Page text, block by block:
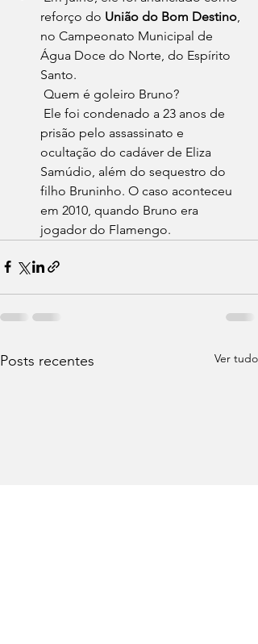
reforço do União do Bom Destino
no Campeonato Municipal de
Água Doce do Norte, do Espírito
Santo.
Quem é goleiro Bruno?
prisão pelo assassinato e
ocultação do cadáver de Eliza
Samúdio, além do sequestro do
filho Bruninho. O caso aconteceu
em 2010, quando Bruno era
jogador do Flamengo.
Posts recentes Ver tudo